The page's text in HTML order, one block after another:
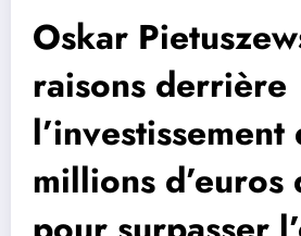
Oskar
raisons derrière
l’investissement
millions d’euros